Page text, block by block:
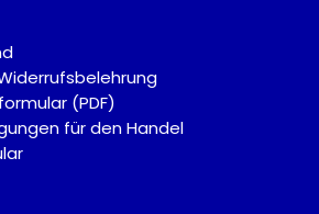
(PDF)
für den Handel